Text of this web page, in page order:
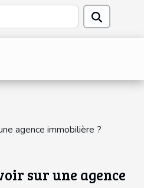
agence immobilière ?
sur une agence